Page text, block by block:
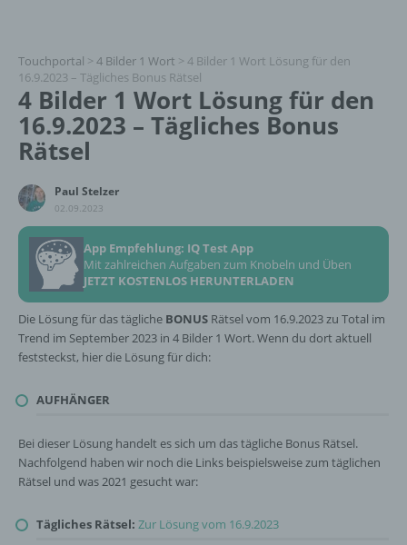
Touchportal > 4 Bilder 1 Wort > 4 Bilder 1 Wort Lösung für den
16.9.2023 – Tägliches Bonus Rätsel
4 Bilder 1 Wort Lösung für den
16.9.2023 – Tägliches Bonus
Rätsel
Paul Stelzer
02.09.2023
App Empfehlung: IQ Test App
Mit zahlreichen Aufgaben zum Knobeln und Üben
JETZT KOSTENLOS HERUNTERLADEN
Die Lösung für das tägliche BONUS Rätsel vom 16.9.2023 zu Total im
Trend im September 2023 in 4 Bilder 1 Wort. Wenn du dort aktuell
feststeckst, hier die Lösung für dich:
AUFHÄNGER
Bei dieser Lösung handelt es sich um das tägliche Bonus Rätsel.
Nachfolgend haben wir noch die Links beispielsweise zum täglichen
Rätsel und was 2021 gesucht war:
Tägliches Rätsel: Zur Lösung vom 16.9.2023